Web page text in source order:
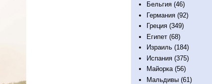
Бельгия (46)
Германия (92)
Греция (349)
Египет (68)
Израиль (184)
Испания (375)
Майорка (56)
Мальдивы (61)